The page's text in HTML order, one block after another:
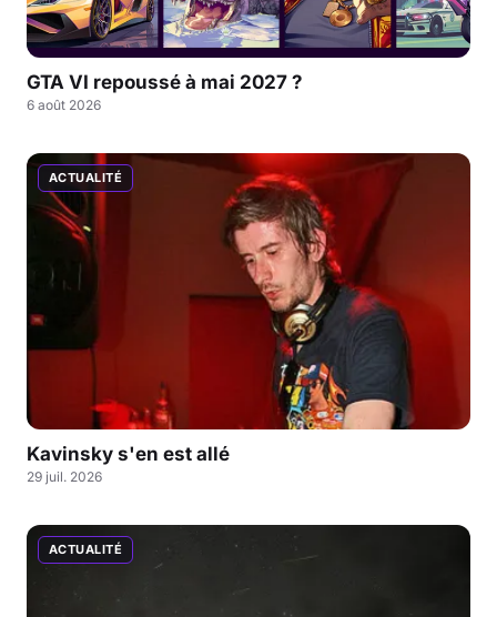
GTA VI repoussé à mai 2027 ?
6 août 2026
ACTUALITÉ
Kavinsky s'en est allé
29 juil. 2026
ACTUALITÉ